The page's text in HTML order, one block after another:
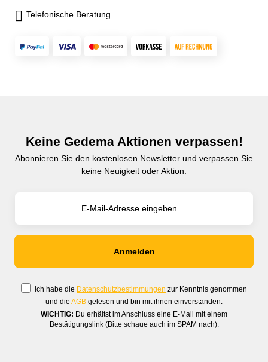
Telefonische Beratung
Keine Gedema Aktionen verpassen!
Abonnieren Sie den kostenlosen Newsletter und verpassen Sie
keine Neuigkeit oder Aktion.
Ich habe die Datenschutzbestimmungen zur Kenntnis genommen
und die AGB gelesen und bin mit ihnen einverstanden.
WICHTIG: Du erhältst im Anschluss eine E-Mail mit einem
Bestätigungslink (Bitte schaue auch im SPAM nach).